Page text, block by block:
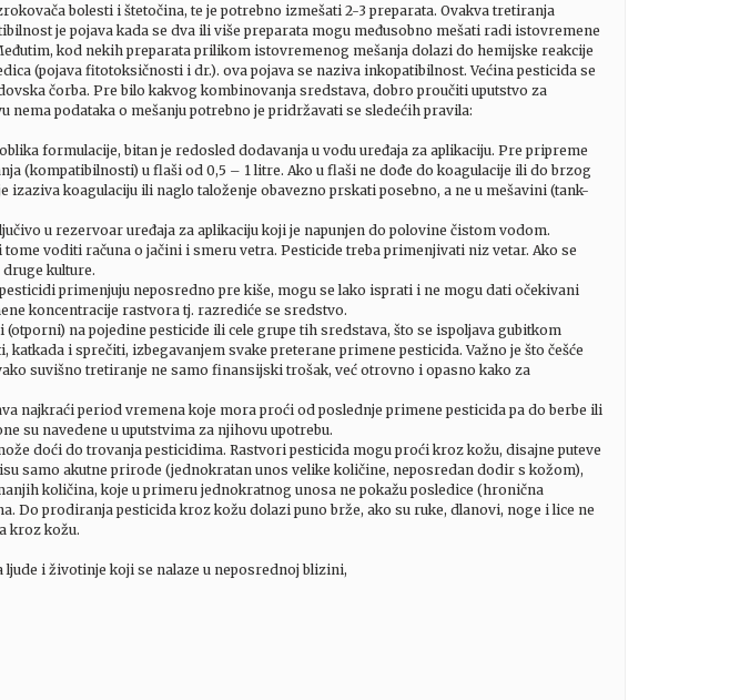
bolesti i štetočina, te je potrebno izmešati 2-3 preparata. Ovakva tretiranja
je pojava kada se dva ili više preparata mogu međusobno mešati radi istovremene
kod nekih preparata prilikom istovremenog mešanja dolazi do hemijske reakcije
(pojava fitotoksičnosti i dr.). ova pojava se naziva inkopatibilnost. Većina pesticida se
čorba. Pre bilo kakvog kombinovanja sredstava, dobro proučiti uputstvo za
nema podataka o mešanju potrebno je pridržavati se sledećih pravila:
formulacije, bitan je redosled dodavanja u vodu uređaja za aplikaciju. Pre pripreme
(kompatibilnosti) u flaši od 0,5 – 1 litre. Ako u flaši ne dođe do koagulacije ili do brzog
koagulaciju ili naglo taloženje obavezno prskati posebno, a ne u mešavini (tank-
u rezervoar uređaja za aplikaciju koji je napunjen do polovine čistom vodom.
voditi računa o jačini i smeru vetra. Pesticide treba primenjivati niz vetar. Ako se
kulture.
primenjuju neposredno pre kiše, mogu se lako isprati i ne mogu dati očekivani
koncentracije rastvora tj. razrediće se sredstvo.
na pojedine pesticide ili cele grupe tih sredstava, što se ispoljava gubitkom
i sprečiti, izbegavanjem svake preterane primene pesticida. Važno je što češće
suvišno tretiranje ne samo finansijski trošak, već otrovno i opasno kako za
najkraći period vremena koje mora proći od poslednje primene pesticida pa do berbe ili
su navedene u uputstvima za njihovu upotrebu.
doći do trovanja pesticidima. Rastvori pesticida mogu proći kroz kožu, disajne puteve
samo akutne prirode (jednokratan unos velike količine, neposredan dodir s kožom),
količina, koje u primeru jednokratnog unosa ne pokažu posledice (hronična
Do prodiranja pesticida kroz kožu dolazi puno brže, ako su ruke, dlanovi, noge i lice ne
kroz kožu.
i životinje koji se nalaze u neposrednoj blizini,